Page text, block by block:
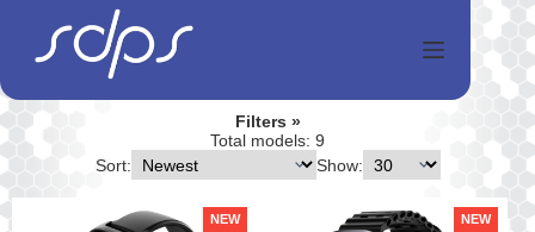
Filters
Total models: 9
Sort:
Show:
NEW NEW